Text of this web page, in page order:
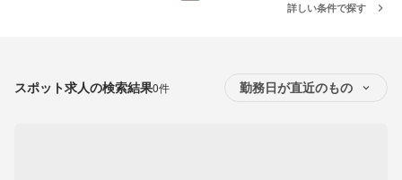
詳しい条件で探す
スポット求人の検索結果0件 勤務日が直近のもの